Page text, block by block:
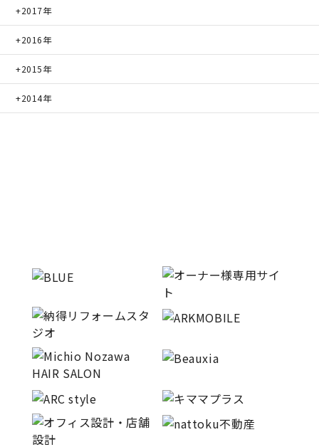
2017年
2016年
2015年
2014年